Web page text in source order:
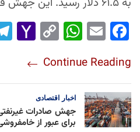
Fac
ok
Em
Wh
Ap
p
Co
Lin
k
Yah
l
Continue Reading
اخبار اقتصادی
جهش صادرات
برای عبور از